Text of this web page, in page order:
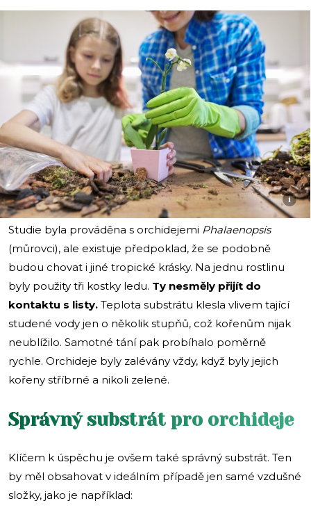
i
Studie byla prováděna s orchidejemi Phalaenopsis
(můrovci), ale existuje předpoklad, že se podobně
budou chovat i jiné tropické krásky. Na jednu rostlinu
byly použity tři kostky ledu. Ty nesměly přijít do
kontaktu s listy. Teplota substrátu klesla vlivem tající
studené vody jen o několik stupňů, což kořenům nijak
neublížilo. Samotné tání pak probíhalo poměrně
rychle. Orchideje byly zalévány vždy, když byly jejich
kořeny stříbrné a nikoli zelené.
Správný substrát pro orchideje
Klíčem k úspěchu je ovšem také správný substrát. Ten
by měl obsahovat v ideálním případě jen samé vzdušné
složky, jako je například: